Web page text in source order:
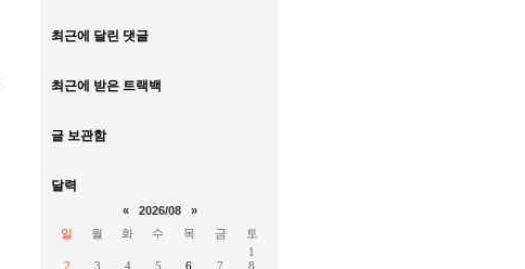
최근에 달린 댓글
최근에 받은 트랙백
글 보관함
달력
« 2026/08
»
일
월 화 수 목 금
토
1
2
3 4 5 6 7
8